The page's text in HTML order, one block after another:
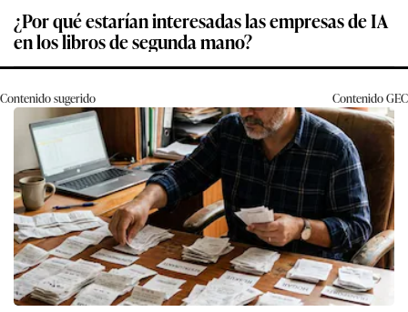
¿Por qué estarían interesadas las empresas de IA
en los libros de segunda mano?
Contenido sugerido ContenidoGEC